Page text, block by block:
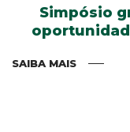
Simpósio
SAIBA MAIS